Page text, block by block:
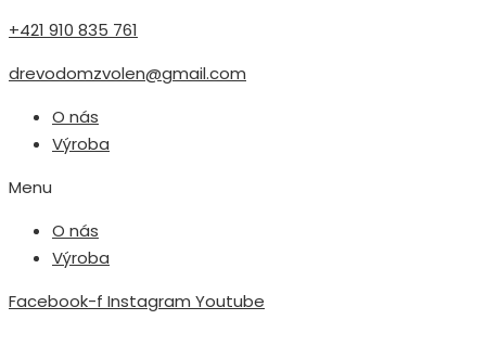
+421 910 835 761
drevodomzvolen@gmail.com
O nás
Výroba
Menu
O nás
Výroba
Facebook-f Instagram Youtube